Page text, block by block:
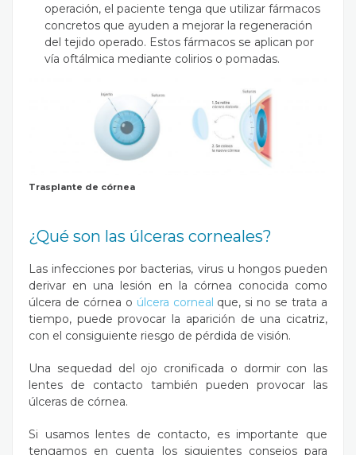
operación, el paciente tenga que utilizar fármacos
concretos que ayuden a mejorar la regeneración
del tejido operado. Estos fármacos se aplican por
vía oftálmica mediante colirios o pomadas.
Trasplante de córnea
¿Qué son las úlceras corneales?
Las infecciones por bacterias, virus u hongos pueden
derivar en una lesión en la córnea conocida como
úlcera de córnea o úlcera corneal que, si no se trata a
tiempo, puede provocar la aparición de una cicatriz,
con el consiguiente riesgo de pérdida de visión.
Una sequedad del ojo cronificada o dormir con las
lentes de contacto también pueden provocar las
úlceras de córnea.
Si usamos lentes de contacto, es importante que
tengamos en cuenta los siguientes consejos para